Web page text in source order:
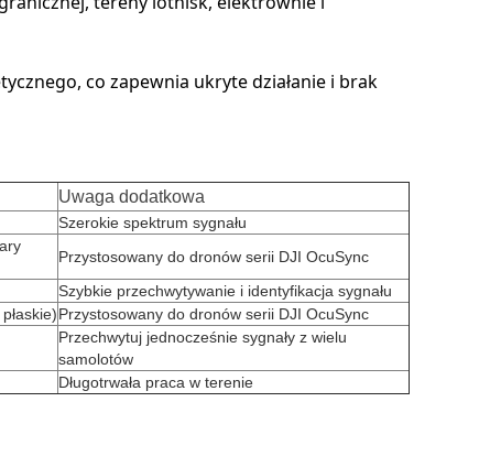
co zapewnia ukryte działanie i brak
Uwaga dodatkowa
Szerokie spektrum sygnału
Przystosowany do dronów serii DJI OcuSync
Szybkie przechwytywanie i identyfikacja sygnału
Przystosowany do dronów serii DJI OcuSync
Przechwytuj jednocześnie sygnały z wielu
samolotów
Długotrwała praca w terenie